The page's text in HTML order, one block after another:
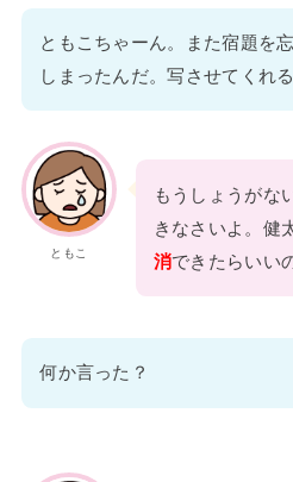
ともこちゃーん。また宿題を
しまったんだ。写させてくれる
ともこ
もうしょうがな
きなさいよ。健
消できたらいい
何か言った？